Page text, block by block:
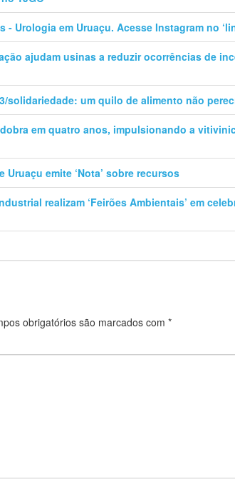
- Urologia em Uruaçu. Acesse Instagram no
ajudam usinas a reduzir ocorrências de
3/solidariedade: um quilo de alimento não
em quatro anos, impulsionando a
Uruaçu emite ‘Nota’ sobre recursos
realizam ‘Feirões Ambientais’ em
obrigatórios são marcados com *